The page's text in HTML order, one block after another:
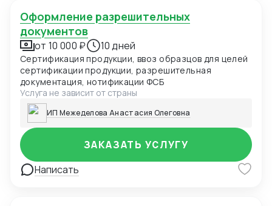
Оформление разрешительных
документов
от 10 000 ₽ 10 дней
Сертификация продукции, ввоз образцов для целей
сертификации продукции, разрешительная
документация, нотификации ФСБ
Услуга не зависит от страны
ИП Межеделова Анастасия Олеговна
Написать
ЗАКАЗАТЬ УСЛУГУ